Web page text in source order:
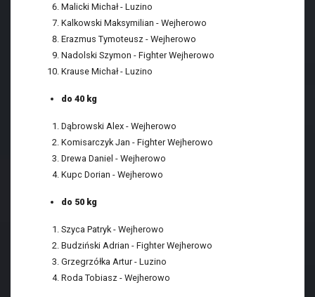
Malicki Michał - Luzino
Kalkowski Maksymilian - Wejherowo
Erazmus Tymoteusz - Wejherowo
Nadolski Szymon - Fighter Wejherowo
Krause Michał - Luzino
do 40 kg
Dąbrowski Alex - Wejherowo
Komisarczyk Jan - Fighter Wejherowo
Drewa Daniel - Wejherowo
Kupc Dorian - Wejherowo
do 50 kg
Szyca Patryk - Wejherowo
Budziński Adrian - Fighter Wejherowo
Grzegrzółka Artur - Luzino
Roda Tobiasz - Wejherowo